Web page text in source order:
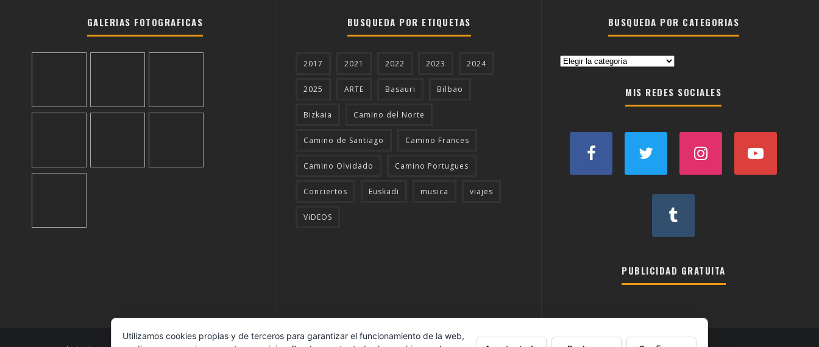
GALERIAS FOTOGRAFICAS BUSQUEDA POR ETIQUETAS
2017 2021 2022 2023 2024
2025 ARTE Basauri Bilbao
Bizkaia Camino del Norte
Camino de Santiago Camino Frances
Camino Olvidado Camino Portugues
Conciertos Euskadi musica viajes
ViDEOS
BUSQUEDA POR CATEGORIAS
Busqueda
MIS REDES SOCIALES
PUBLICIDAD GRATUITA
Utilizamos cookies propias y de terceros para garantizar el funcionamiento de la web,